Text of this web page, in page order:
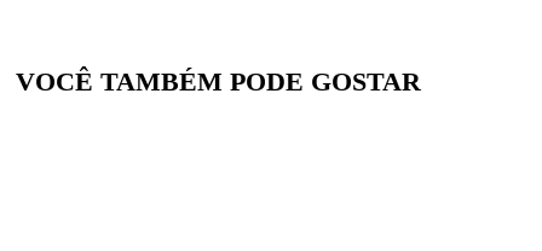
VOCÊ TAMBÉM PODE GOSTAR